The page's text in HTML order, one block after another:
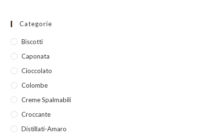
Categorie
Biscotti
Caponata
Cioccolato
Colombe
Creme Spalmabili
Croccante
Distillati-Amaro